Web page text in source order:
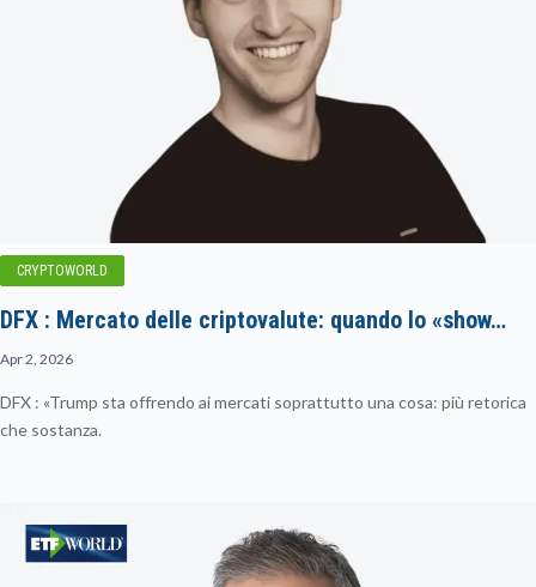
CRYPTOWORLD
DFX : Mercato delle criptovalute: quando lo «show…
Apr 2, 2026
DFX : «Trump sta offrendo ai mercati soprattutto una cosa: più retorica
che sostanza.